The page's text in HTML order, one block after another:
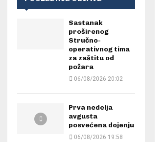
Sastanak
proširenog
Stručno-
operativnog tima
za zaštitu od
požara
06/08/2026 20:02
Prva nedelja
avgusta
posvećena dojenju
06/08/2026 19:58